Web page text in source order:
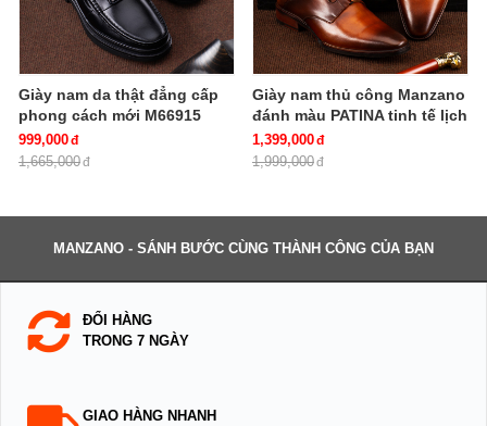
Giày nam da thật đẳng cấp
phong cách mới M66915
999,000
1,665,000
Giày nam thủ công Manzano
đánh màu PATINA tinh tế lịch
lãm dành cho quý ông
M63670
1,399,000
1,999,000
MANZANO - SÁNH BƯỚC CÙNG THÀNH CÔNG CỦA BẠN
ĐỔI HÀNG
TRONG 7 NGÀY
GIAO HÀNG NHANH